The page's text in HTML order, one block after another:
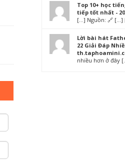
Top 10+ học
tiếp tốt nhất -
[…] Nguồn: 🔗 […]
Lời bài hát
22 Giải Đáp
nhiều hơn ở đây